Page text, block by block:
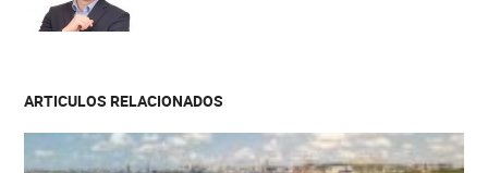
ARTICULOS RELACIONADOS